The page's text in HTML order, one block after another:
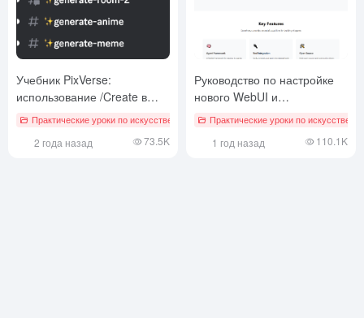
Учебник PixVerse:
использование /Create в
Discord для создания видео
Практические уроки по искусственному интеллекту # PixVerse
2 года назад 73.5K
Руководство по настройке
нового WebUI и
отечественной поисковой
Практические уроки по
1 год назад 110.1K